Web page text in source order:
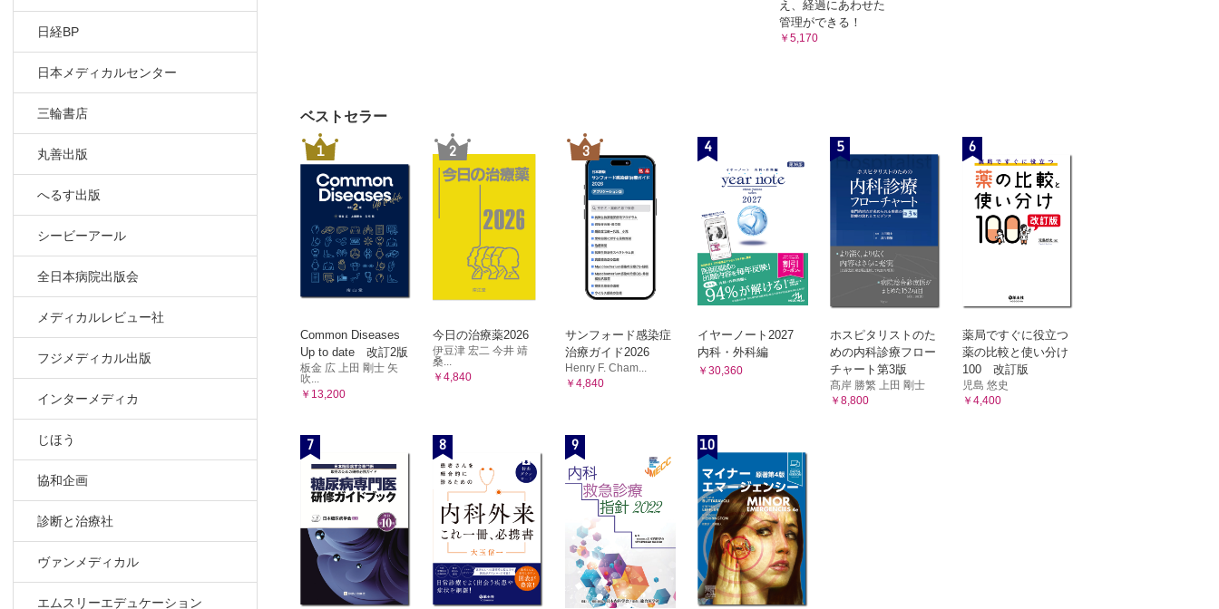
日経BP
日本メディカルセンター
三輪書店
丸善出版
へるす出版
シービーアール
全日本病院出版会
メディカルレビュー社
フジメディカル出版
インターメディカ
じほう
協和企画
診断と治療社
ヴァンメディカル
エムスリーエデュケーション
え、経過にあわせた
管理ができる！
￥5,170
ベストセラー
1
Common Diseases
Up to date 改訂2版
板金 広 上田 剛士 矢
吹...
￥13,200
2
今日の治療薬2026
伊豆津 宏二 今井 靖
桑...
￥4,840
3
サンフォード感染症
治療ガイド2026
Henry F. Cham...
￥4,840
4
イヤーノート2027
内科・外科編
￥30,360
5
ホスピタリストのた
めの内科診療フロー
チャート第3版
髙岸 勝繁 上田 剛士
￥8,800
6
薬局ですぐに役立つ
薬の比較と使い分け
100 改訂版
児島 悠史
￥4,400
7 8 9 10